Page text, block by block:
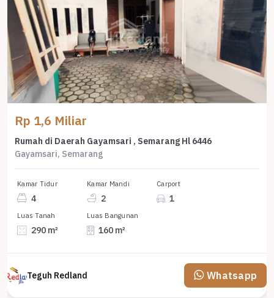
Rp 1,6 Miliar
Rumah di Daerah Gayamsari , Semarang Hl 6446
Gayamsari, Semarang
Kamar Tidur
4
Kamar Mandi
2
Carport
1
Luas Tanah
290 m²
Luas Bangunan
160 m²
Teguh Redland Whatsapp